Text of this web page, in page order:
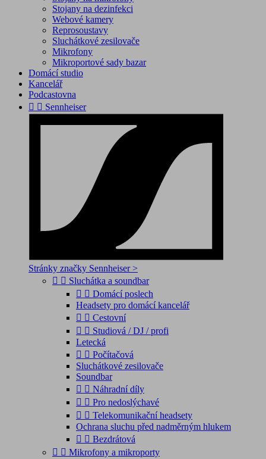
Stojany na dezinfekci
Webové kamery
Reprosoustavy
Sluchátkové zesilovače
Mikrofony
Mikroportové sady bazar
Domácí studio
Kancelář
Podcastovna
  Sennheiser
Stránky značky Sennheiser >
  Sluchátka a soundbar
  Domácí poslech
Headsety pro domácí kancelář
  Cestovní
  Studiová / DJ / profi
Letecká
  Počítačová
Sluchátkové zesilovače
Soundbar
  Náhradní díly
  Pro nedoslýchavé
  Telekomunikační headsety
Ochrana sluchu před nadměrným hlukem
  Bezdrátová
  Mikrofony a mikroporty